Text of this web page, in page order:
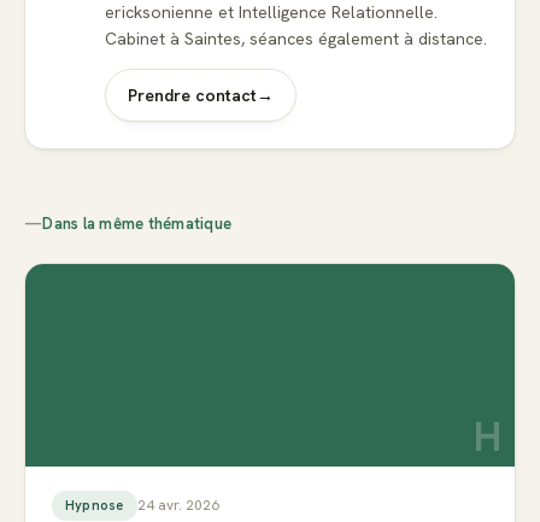
ericksonienne et Intelligence Relationnelle.
Cabinet à Saintes, séances également à distance.
Prendre contact→
—Dans la même thématique
H
Hypnose 24 avr. 2026